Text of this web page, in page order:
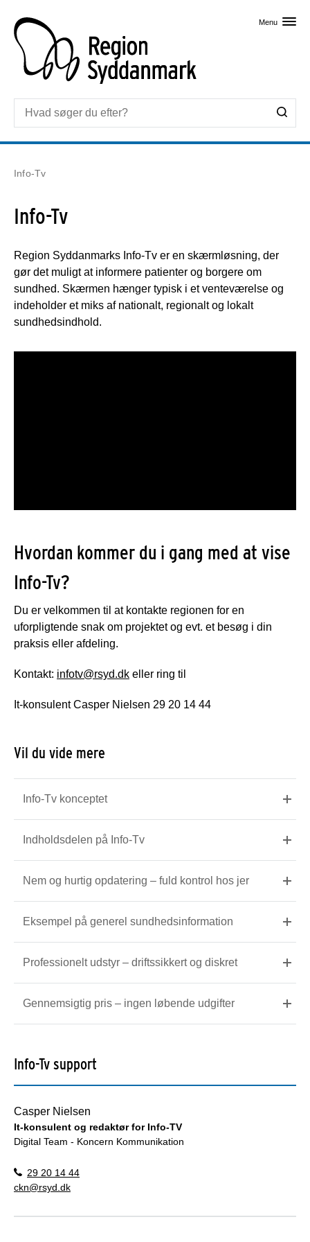
Menu
Info-Tv
Info-Tv
Region Syddanmarks Info-Tv er en skærmløsning, der
gør det muligt at informere patienter og borgere om
sundhed. Skærmen hænger typisk i et venteværelse og
indeholder et miks af nationalt, regionalt og lokalt
sundhedsindhold.
Hvordan kommer du i gang med at vise
Info-Tv?
Du er velkommen til at kontakte regionen for en
uforpligtende snak om projektet og evt. et besøg i din
praksis eller afdeling.
Kontakt: infotv@rsyd.dk eller ring til
It-konsulent Casper Nielsen 29 20 14 44
Vil du vide mere
Info-Tv konceptet
Indholdsdelen på Info-Tv
Nem og hurtig opdatering – fuld kontrol hos jer
Eksempel på generel sundhedsinformation
Professionelt udstyr – driftssikkert og diskret
Gennemsigtig pris – ingen løbende udgifter
Info-Tv support
Casper Nielsen
It-konsulent og redaktør for Info-TV
Digital Team - Koncern Kommunikation
29 20 14 44
ckn@rsyd.dk